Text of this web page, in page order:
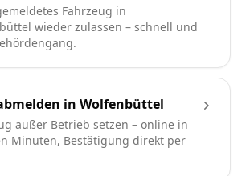
Fahrzeug in
wieder zulassen – schnell und
in Wolfenbüttel
außer Betrieb setzen – online in
Minuten, Bestätigung direkt per